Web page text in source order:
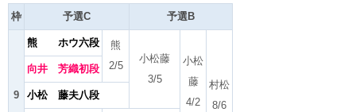
枠 予選C 予選B
9
熊 ホウ六段
熊
2/5
小松藤
3/5
小松
藤
4/2
村松
8/6
向井 芳織初段
小松 藤夫八段